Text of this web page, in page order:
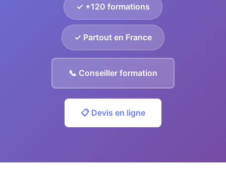
✓ +120 formations
✓ Partout en France
📞 Conseiller formation
📋 Devis en ligne